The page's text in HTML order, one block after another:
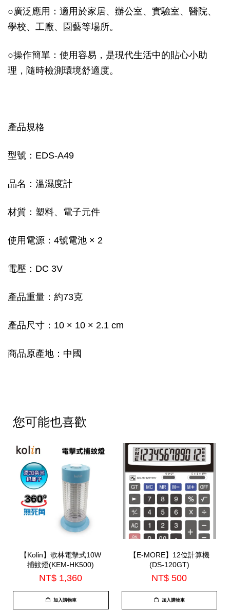
○廣泛應用：適用於家居、辦公室、實驗室、醫院、
學校、工廠、園藝等場所。
○操作簡單：使用容易，是現代生活中的貼心小助
理，隨時檢測環境舒適度。
產品規格
型號：EDS-A49
品名：溫濕度計
材質：塑料、電子元件
使用電源：4號電池 × 2
電壓：DC 3V
產品重量：約73克
產品尺寸：10 × 10 × 2.1 cm
商品原產地：中國
您可能也喜歡
【Kolin】歌林電擊式10W
捕蚊燈(KEM-HK500)
NT$ 1,360
加入購物車
【E-MORE】12位計算機
(DS-120GT)
NT$ 500
加入購物車